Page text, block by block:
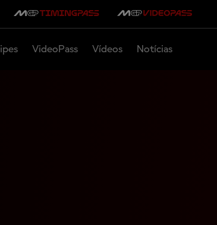
VideoPass Vídeos Notícias